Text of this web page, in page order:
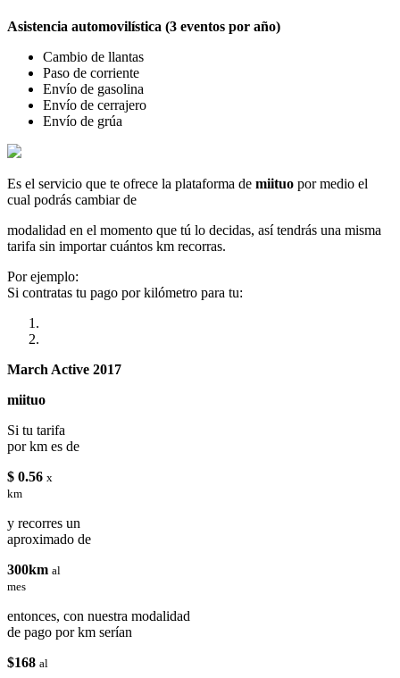
Asistencia automovilística (3 eventos por año)
Cambio de llantas
Paso de corriente
Envío de gasolina
Envío de cerrajero
Envío de grúa
Es el servicio que te ofrece la plataforma de miituo por medio el
cual podrás cambiar de
modalidad en el momento que tú lo decidas, así tendrás una misma
tarifa sin importar cuántos km recorras.
Por ejemplo:
Si contratas tu pago por kilómetro para tu:
March Active 2017
miituo
Si tu tarifa
por km es de
$ 0.56 x
km
y recorres un
aproximado de
300km al
mes
entonces, con nuestra modalidad
de pago por km serían
$168 al